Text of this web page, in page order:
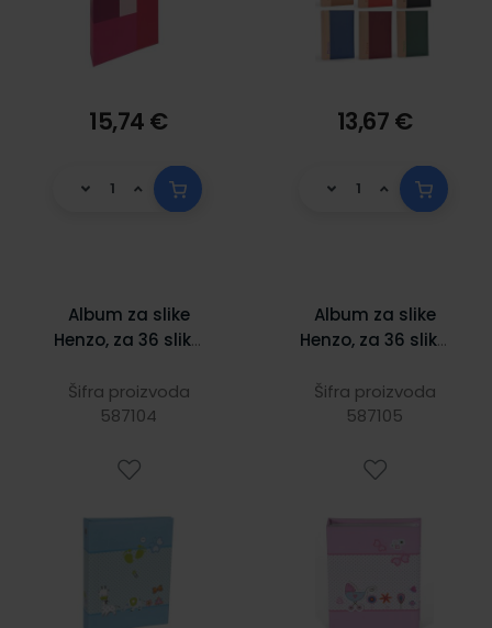
15,74 € 13,67 €
Album za slike
Henzo, za 36 slika
mm, na
umetanje, Baby
Šifra proizvoda
587104
Album za slike
Henzo, za 36 slika
mm, na
umetanje, Baby
Šifra proizvoda
587105